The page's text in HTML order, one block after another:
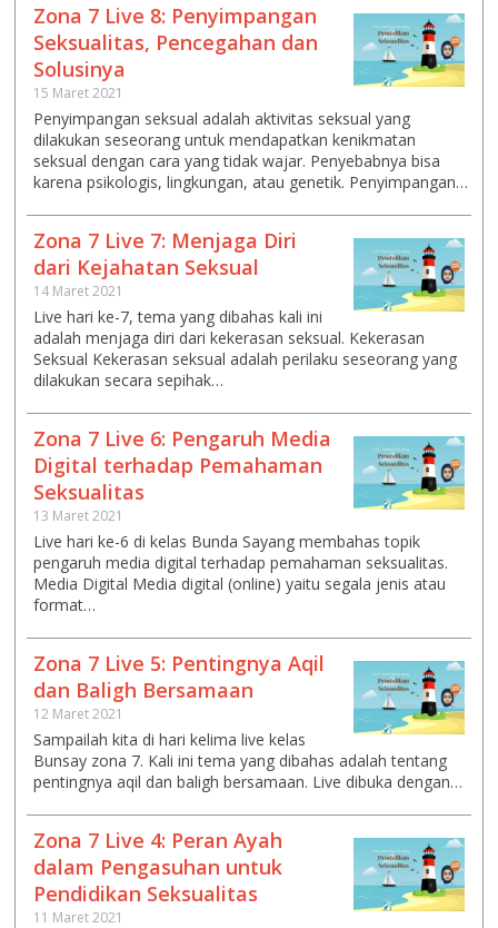
Zona 7 Live 8: Penyimpangan
Seksualitas, Pencegahan dan
Solusinya
15 Maret 2021
Penyimpangan seksual adalah aktivitas seksual yang
dilakukan seseorang untuk mendapatkan kenikmatan
seksual dengan cara yang tidak wajar. Penyebabnya bisa
karena psikologis, lingkungan, atau genetik. Penyimpangan…
Zona 7 Live 7: Menjaga Diri
dari Kejahatan Seksual
14 Maret 2021
Live hari ke-7, tema yang dibahas kali ini
adalah menjaga diri dari kekerasan seksual. Kekerasan
Seksual Kekerasan seksual adalah perilaku seseorang yang
dilakukan secara sepihak…
Zona 7 Live 6: Pengaruh Media
Digital terhadap Pemahaman
Seksualitas
13 Maret 2021
Live hari ke-6 di kelas Bunda Sayang membahas topik
pengaruh media digital terhadap pemahaman seksualitas.
Media Digital Media digital (online) yaitu segala jenis atau
format…
Zona 7 Live 5: Pentingnya Aqil
dan Baligh Bersamaan
12 Maret 2021
Sampailah kita di hari kelima live kelas
Bunsay zona 7. Kali ini tema yang dibahas adalah tentang
pentingnya aqil dan baligh bersamaan. Live dibuka dengan…
Zona 7 Live 4: Peran Ayah
dalam Pengasuhan untuk
Pendidikan Seksualitas
11 Maret 2021